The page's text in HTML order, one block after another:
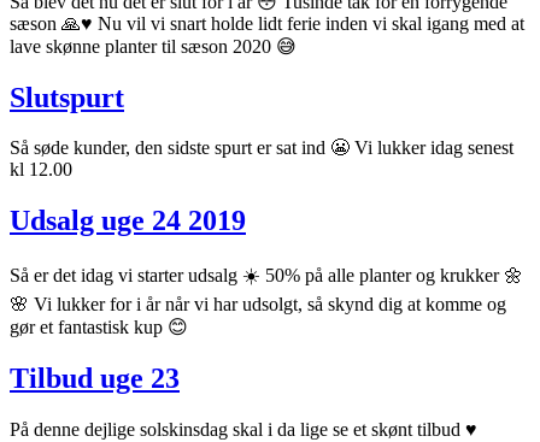
sæson 🙏♥️ Nu vil vi snart holde lidt ferie inden vi skal igang med at
lave skønne planter til sæson 2020 😅
Slutspurt
Så søde kunder, den sidste spurt er sat ind 😬 Vi lukker idag senest
kl 12.00
Udsalg uge 24 2019
Så er det idag vi starter udsalg ☀️ 50% på alle planter og krukker 🌼
🌸 Vi lukker for i år når vi har udsolgt, så skynd dig at komme og
gør et fantastisk kup 😊
Tilbud uge 23
På denne dejlige solskinsdag skal i da lige se et skønt tilbud ♥️